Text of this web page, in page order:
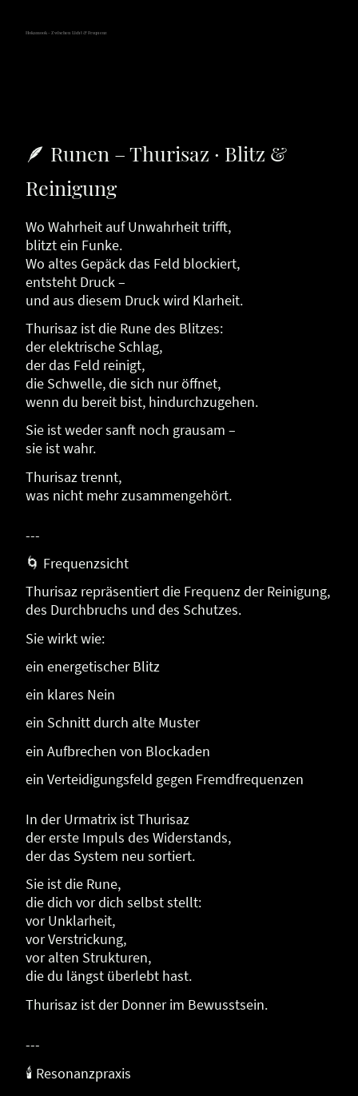
Hokamook - Zwischen Licht & Frequenz
🪶 Runen – Thurisaz · Blitz &
Reinigung
Wo Wahrheit auf Unwahrheit trifft,
blitzt ein Funke.
Wo altes Gepäck das Feld blockiert,
entsteht Druck –
und aus diesem Druck wird Klarheit.
Thurisaz ist die Rune des Blitzes:
der elektrische Schlag,
der das Feld reinigt,
die Schwelle, die sich nur öffnet,
wenn du bereit bist, hindurchzugehen.
Sie ist weder sanft noch grausam –
sie ist wahr.
Thurisaz trennt,
was nicht mehr zusammengehört.
---
🌀 Frequenzsicht
Thurisaz repräsentiert die Frequenz der Reinigung,
des Durchbruchs und des Schutzes.
Sie wirkt wie:
ein energetischer Blitz
ein klares Nein
ein Schnitt durch alte Muster
ein Aufbrechen von Blockaden
ein Verteidigungsfeld gegen Fremdfrequenzen
In der Urmatrix ist Thurisaz
der erste Impuls des Widerstands,
der das System neu sortiert.
Sie ist die Rune,
die dich vor dich selbst stellt:
vor Unklarheit,
vor Verstrickung,
vor alten Strukturen,
die du längst überlebt hast.
Thurisaz ist der Donner im Bewusstsein.
---
🕯 Resonanzpraxis